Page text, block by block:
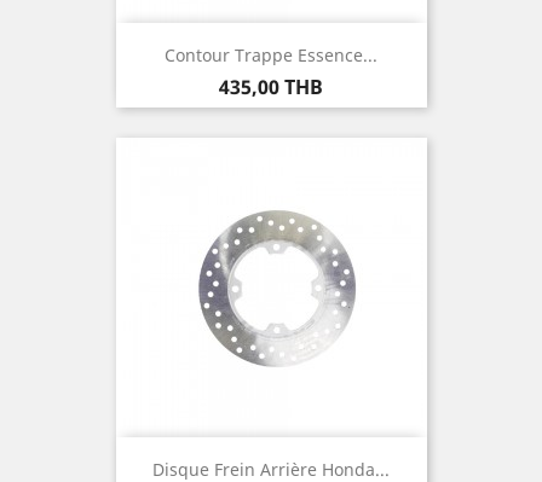
Contour Trappe Essence...
Prix
435,00 THB
Disque Frein Arrière Honda...